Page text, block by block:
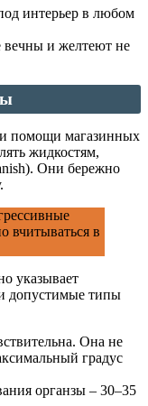
интерьер в любом
вечны и желтеют не
помощи магазинных
жидкостям,
Они бережно
вчитываться в
указывает
допустимые типы
Она не
градус
органзы – 30–35